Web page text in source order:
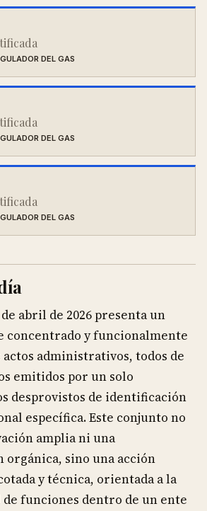
DEL GAS
DEL GAS
DEL GAS
abril de 2026 presenta un
concentrado y funcionalmente
administrativos, todos de
emitidos por un solo
desprovistos de identificación
específica. Este conjunto no
amplia ni una
sino una acción
y técnica, orientada a la
funciones dentro de un ente